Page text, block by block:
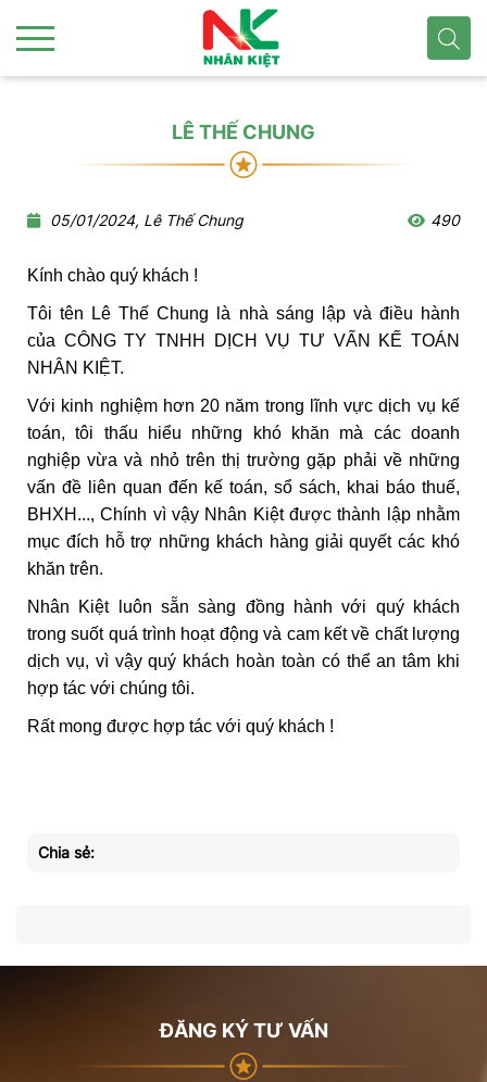
LÊ THẾ CHUNG
05/01/2024, Lê Thế Chung 490
Kính chào quý khách !
Tôi tên Lê Thế Chung là nhà sáng lập và điều hành
của CÔNG TY TNHH DỊCH VỤ TƯ VẤN KẾ TOÁN
NHÂN KIỆT.
Với kinh nghiệm hơn 20 năm trong lĩnh vực dịch vụ kế
toán, tôi thấu hiểu những khó khăn mà các doanh
nghiệp vừa và nhỏ trên thị trường gặp phải về những
vấn đề liên quan đến kế toán, sổ sách, khai báo thuế,
BHXH..., Chính vì vậy Nhân Kiệt được thành lập nhằm
mục đích hỗ trợ những khách hàng giải quyết các khó
khăn trên.
Nhân Kiệt luôn sẵn sàng đồng hành với quý khách
trong suốt quá trình hoạt động và cam kết về chất lượng
dịch vụ, vì vậy quý khách hoàn toàn có thể an tâm khi
hợp tác với chúng tôi.
Rất mong được hợp tác với quý khách !
Chia sẻ:
ĐĂNG KÝ TƯ VẤN